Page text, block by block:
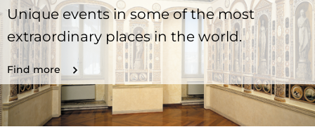
Unique events in some of the most
extraordinary places in the world.
Find more